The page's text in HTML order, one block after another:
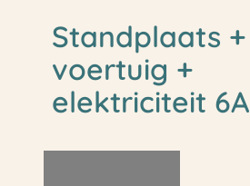
Standplaats +
voertuig +
elektriciteit 6A